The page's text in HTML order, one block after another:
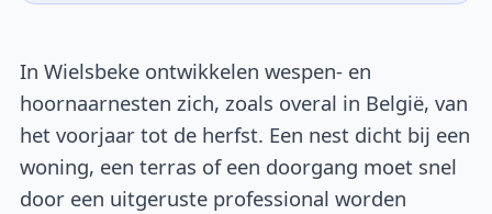
In Wielsbeke ontwikkelen wespen- en
hoornaarnesten zich, zoals overal in België, van
het voorjaar tot de herfst. Een nest dicht bij een
woning, een terras of een doorgang moet snel
door een uitgeruste professional worden